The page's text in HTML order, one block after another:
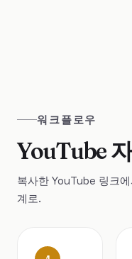
워크플로우
YouTube
복사한 YouTube 링크
계로.